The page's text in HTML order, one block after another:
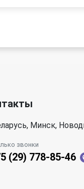
Минск,
звонки
(29) 778-85-46